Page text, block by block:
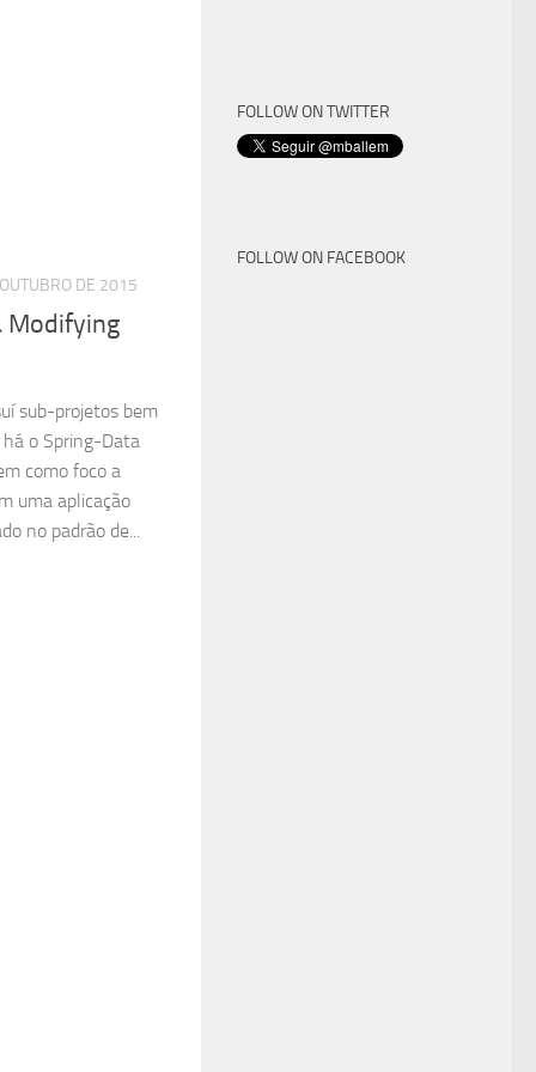
DE 2015
Modifying
sub-projetos bem
o Spring-Data
como foco a
uma aplicação
no padrão de...
FOLLOW ON TWITTER
FOLLOW ON FACEBOOK